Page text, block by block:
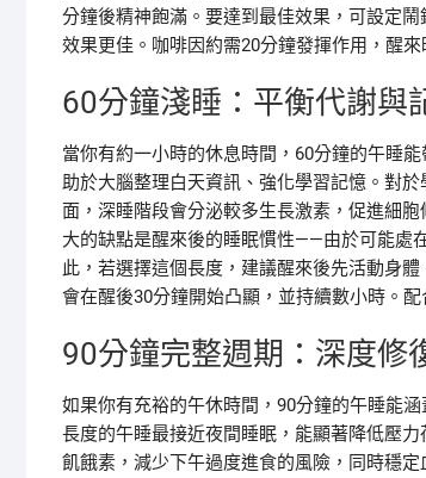
分鐘後精神飽滿。要達到最佳效果，可設定
效果更佳。咖啡因約需20分鐘發揮作用，醒
60分鐘淺睡：平衡代謝與
當你有約一小時的休息時間，60分鐘的午睡
助於大腦整理白天資訊、強化學習記憶。對
面，深睡階段會分泌較多生長激素，促進細
大的缺點是醒來後的睡眠慣性——由於可能處
此，若選擇這個長度，建議醒來後先活動身
會在醒後30分鐘開始凸顯，並持續數小時。
90分鐘完整週期：深度修
如果你有充裕的午休時間，90分鐘的午睡能
長度的午睡最接近夜間睡眠，能顯著降低壓
飢餓素，減少下午過度進食的風險，同時穩